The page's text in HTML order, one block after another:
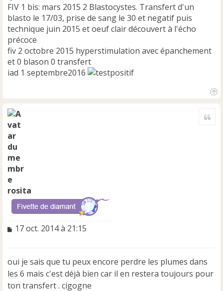
FIV 1 bis: mars 2015 2 Blastocystes. Transfert d'un
blasto le 17/03, prise de sang le 30 et negatif puis
technique juin 2015 et oeuf clair découvert à l'écho
précoce
fiv 2 octobre 2015 hyperstimulation avec épanchement
et 0 blason 0 transfert
iad 1 septembre2016
rosita
M
a
g
e
17 oct. 2014 à 21:15
oui je sais que tu peux encore perdre les plumes dans
les 6 mais c'est déjà bien car il en restera toujours pour
ton transfert . cigogne